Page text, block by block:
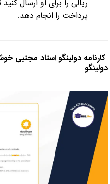
ریالی را برای او ارسال
پرداخت را انجام دهد.
دولینگو